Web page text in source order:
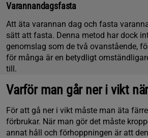
Varannandagsfasta
Att äta varannan dag och fasta
sätt att fasta. Denna metod har dock
genomslag som de två ovanstående,
för många är en betydligt
till.
Varför man går ner i vikt
För att gå ner i vikt måste man äta
förbrukar. När man gör det måste
annat håll och förhoppningen är att